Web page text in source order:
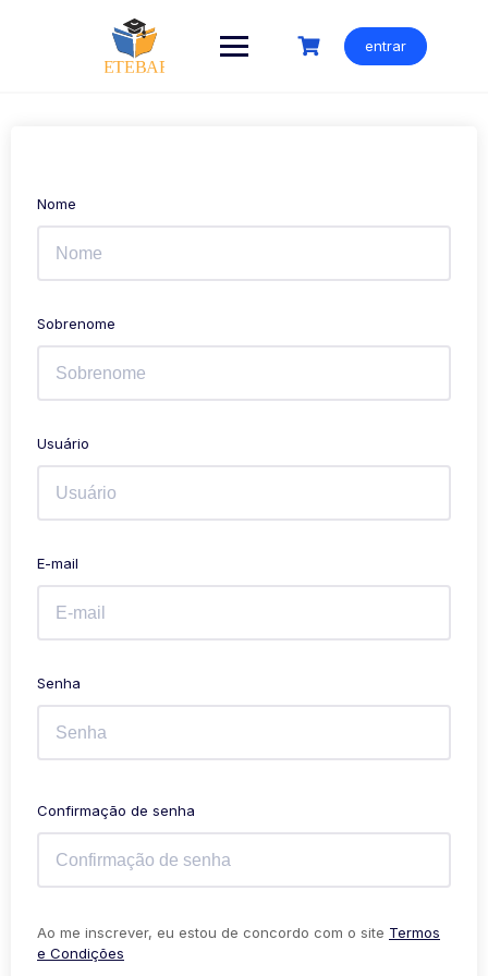
entrar
Nome
Sobrenome
Usuário
E-mail
Senha
Confirmação de senha
Ao me inscrever, eu estou de concordo com o site Termos
e Condições